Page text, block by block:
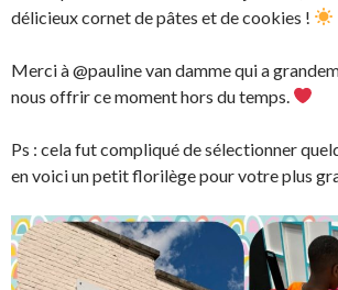
délicieux cornet de pâtes et de cookies !
Merci à @pauline van damme qui a
nous offrir ce moment hors du temps.
Ps : cela fut compliqué de sélectionner
en voici un petit florilège pour votre plus